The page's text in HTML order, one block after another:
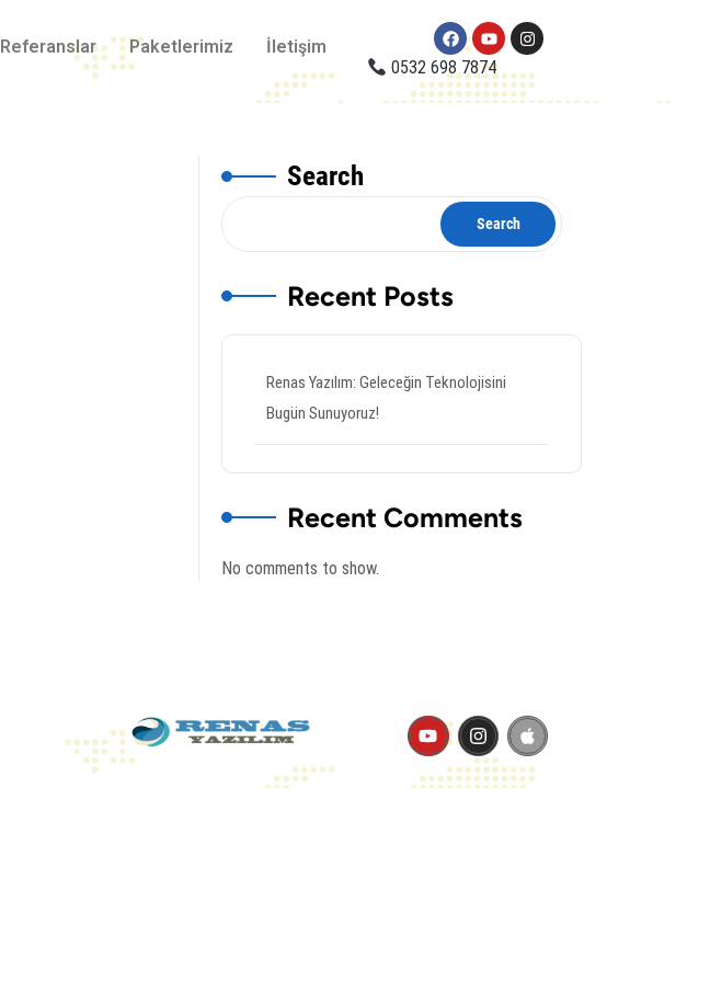
Referanslar Paketlerimiz
İletişim
0532 698 7874
Search
Search
Recent Posts
Renas Yazılım: Geleceğin Teknolojisini
Bugün Sunuyoruz!
Recent Comments
No comments to show.